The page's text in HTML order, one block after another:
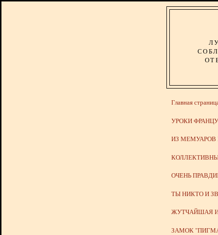
Главная
УРОКИ
ИЗ МЕМУАРОВ
ОЧЕНЬ
ТЫ НИКТО И
ЖУТЧАЙШАЯ
ЗАМОК